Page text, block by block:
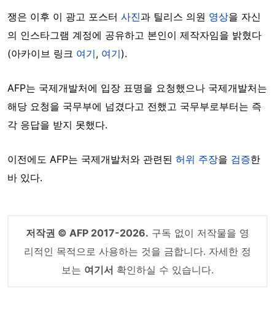
쟁은 이후 이 광고 포스터 사진과 틸리스 의원 영상을 자신
의 인스타그램 계정에 공유하고 본인이 제작자임을 밝혔다
(아카이브 링크 여기, 여기).
AFP는 국제개발처에 입장 표명을 요청했으나 국제개발처는
해당 요청을 국무부에 넘겼다고 전했고 국무부로부터는 즉
각 응답을 받지 못했다.
이전에도 AFP는 국제개발처와 관련된 허위 주장을 검증한
바 있다.
저작권 © AFP 2017-2026. 구독 없이 저작물을 영
리적인 목적으로 사용하는 것을 금합니다. 자세한 정
보는 여기서 확인하실 수 있습니다.